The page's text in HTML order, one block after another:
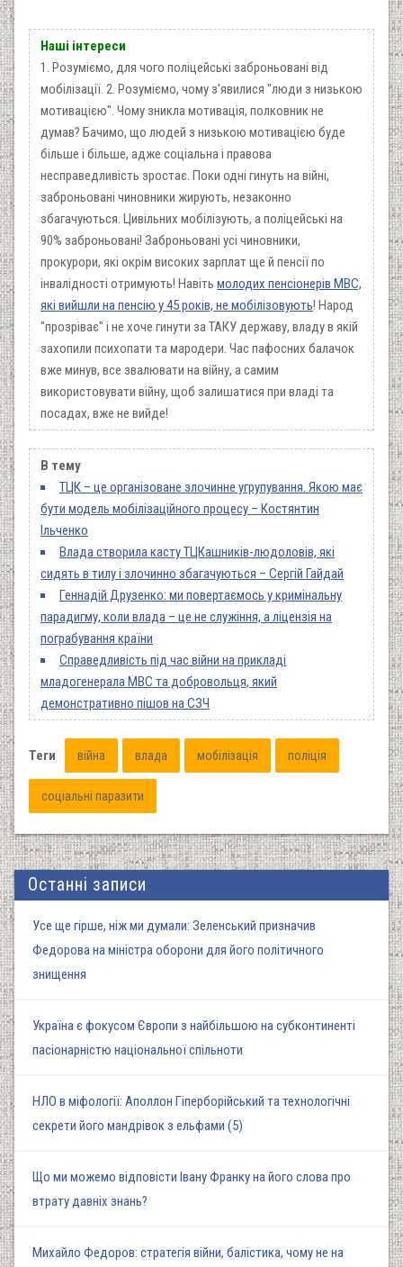
Наші інтереси
1. Розуміємо, для чого поліцейські заброньовані від
мобілізації. 2. Розуміємо, чому з'явилися "люди з низькою
мотивацією". Чому зникла мотивація, полковник не
думав? Бачимо, що людей з низькою мотивацією буде
більше і більше, адже соціальна і правова
несправедливість зростає. Поки одні гинуть на війні,
заброньовані чиновники жирують, незаконно
збагачуються. Цивільних мобілізують, а поліцейські на
90% заброньовані! Заброньовані усі чиновники,
прокурори, які окрім високих зарплат ще й пенсії по
інвалідності отримують! Навіть молодих пенсіонерів МВС,
які вийшли на пенсію у 45 років, не мобілізовують! Народ
"прозріває" і не хоче гинути за ТАКУ державу, владу в якій
захопили психопати та мародери. Час пафосних балачок
вже минув, все звалювати на війну, а самим
використовувати війну, щоб залишатися при владі та
посадах, вже не вийде!
В тему
ТЦК – це організоване злочинне угрупування. Якою має
бути модель мобілізаційного процесу – Костянтин
Ільченко
Влада створила касту ТЦКашників-людоловів, які
сидять в тилу і злочинно збагачуються – Сергій Гайдай
Геннадій Друзенко: ми повертаємось у кримінальну
парадигму, коли влада – це не служіння, а ліцензія на
пограбування країни
Справедливість під час війни на прикладі
младогенерала МВС та добровольця, який
демонстративно пішов на СЗЧ
Теги війна влада мобілізація поліція
соціальні паразити
Останні записи
Усе ще гірше, ніж ми думали: Зеленський призначив
Федорова на міністра оборони для його політичного
знищення
Україна є фокусом Європи з найбільшою на субконтиненті
пасіонарністю національної спільноти
НЛО в міфології: Аполлон Гіперборійський та технологічні
секрети його мандрівок з ельфами (5)
Що ми можемо відповісти Івану Франку на його слова про
втрату давніх знань?
Михайло Федоров: стратегія війни, балістика, чому не на